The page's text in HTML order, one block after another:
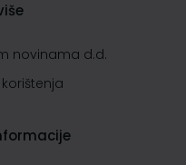
novinama d.d.